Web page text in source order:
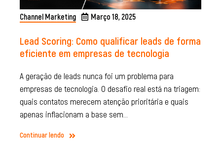
Channel Marketing Março 18, 2025
Lead Scoring: Como qualificar leads de forma
eficiente em empresas de tecnologia
A geração de leads nunca foi um problema para
empresas de tecnologia. O desafio real está na triagem:
quais contatos merecem atenção prioritária e quais
apenas inflacionam a base sem…
Continuar lendo